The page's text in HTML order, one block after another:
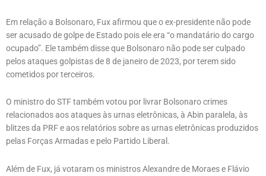
Em relação a Bolsonaro, Fux afirmou que o ex-presidente não pode
ser acusado de golpe de Estado pois ele era “o mandatário do cargo
ocupado”. Ele também disse que Bolsonaro não pode ser culpado
pelos ataques golpistas de 8 de janeiro de 2023, por terem sido
cometidos por terceiros.
O ministro do STF também votou por livrar Bolsonaro crimes
relacionados aos ataques às urnas eletrônicas, à Abin paralela, às
blitzes da PRF e aos relatórios sobre as urnas eletrônicas produzidos
pelas Forças Armadas e pelo Partido Liberal.
Além de Fux, já votaram os ministros Alexandre de Moraes e Flávio